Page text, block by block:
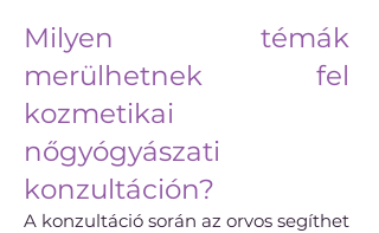
Milyen témák
merülhetnek fel
kozmetikai
nőgyógyászati
konzultáción?
A konzultáció során az orvos segíthet